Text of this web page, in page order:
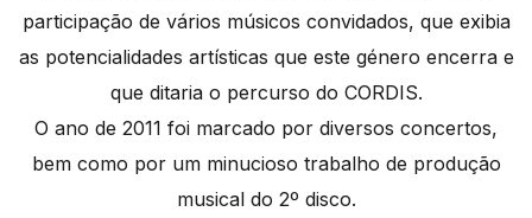
participação de vários músicos convidados, que exibia
as potencialidades artísticas que este género encerra e
que ditaria o percurso do CORDIS.
O ano de 2011 foi marcado por diversos concertos,
bem como por um minucioso trabalho de produção
musical do 2º disco.